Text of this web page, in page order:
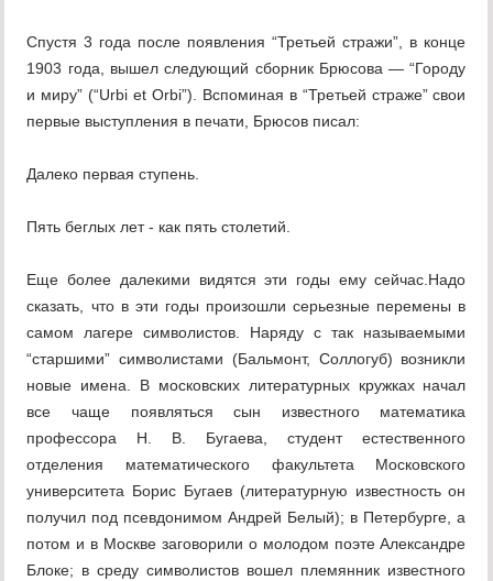
Спустя 3 года после появления “Третьей стражи”, в конце
1903 года, вышел следующий сборник Брюсова — “Городу
и миру” (“Urbi et Orbi”). Вспоминая в “Третьей страже” свои
первые выступления в печати, Брюсов писал:
Далеко первая ступень.
Пять беглых лет - как пять столетий.
Еще более далекими видятся эти годы ему сейчас.Надо
сказать, что в эти годы произошли серьезные перемены в
самом лагере символистов. Наряду с так называемыми
“старшими” символистами (Бальмонт, Соллогуб) возникли
новые имена. В московских литературных кружках начал
все чаще появляться сын известного математика
профессора Н. В. Бугаева, студент естественного
отделения математического факультета Московского
университета Борис Бугаев (литературную известность он
получил под псевдонимом Андрей Белый); в Петербурге, а
потом и в Москве заговорили о молодом поэте Александре
Блоке; в среду символистов вошел племянник известного